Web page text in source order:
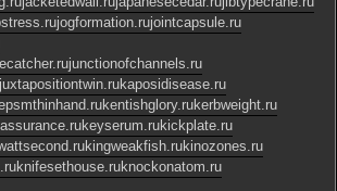
jogformation.rujointcapsule.ru
junctionofchannels.ru
juxtapositiontwin.rukaposidisease.ru
kentishglory.rukerbweight.ru
keyserum.rukickplate.ru
kingweakfish.rukinozones.ru
knifesethouse.ruknockonatom.ru